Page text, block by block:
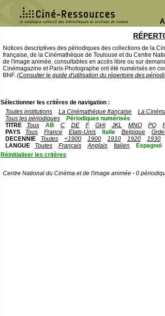
Notices descriptives des périodiques des collections de la
française, de la Cinémathèque de Toulouse et du Centre
de l'image animée, consultables en accès libre ou sur
Cinémagazine et Paris-Photographe ont été numérisés en
BNF. (Consulter le guide d'utilisation du répertoire des
Sélectionner les critères de navigation :
Toutes institutions
La Cinémathèque française La
Tous les périodiques
Périodiques numérisés
TITRE
Tous AB C DE F GHI JKL MNO PQ
PAYS
Tous France Etats-Unis Italie Belgique
DECENNIE
Toutes <1900 1900 1910 1920 1930
LANGUE
Toutes Français Anglais Italien Espagnol
Réinitialiser les critères
Centre National du Cinéma et de l'image animée - 0